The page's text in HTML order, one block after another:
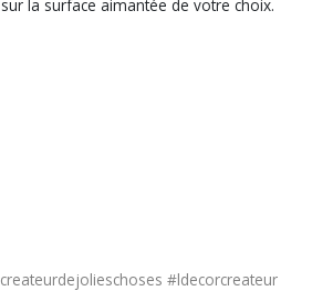
la surface aimantée de votre choix.
#ldecorcreateur